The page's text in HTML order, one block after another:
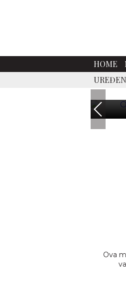
HOME
Ova